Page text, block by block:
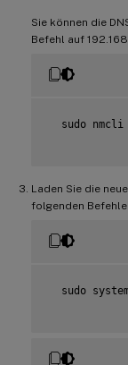
Sie können die
Befehl auf
sudo nmcli
Laden Sie die
folgenden
sudo